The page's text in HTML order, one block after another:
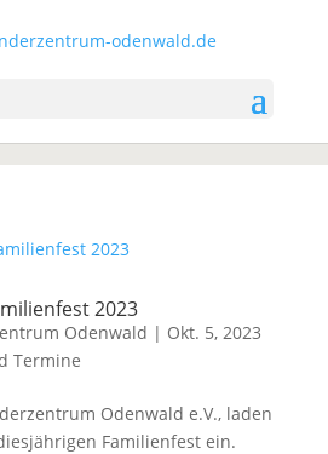
2023
Odenwald | Okt. 5, 2023
Termine
Odenwald e.V., laden
Familienfest ein.